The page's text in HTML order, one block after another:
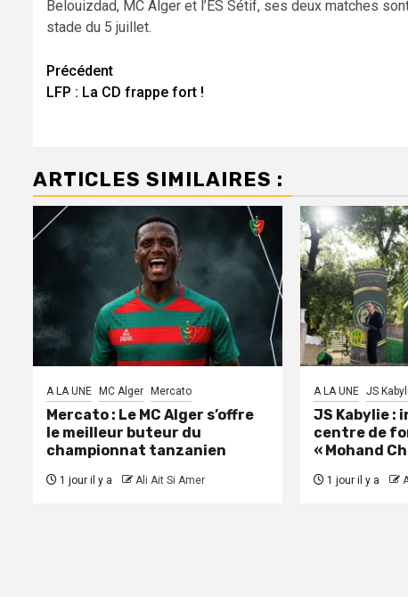
Belouizdad, MC Alger et l’ES Sétif, ses deux matches
stade du 5 juillet.
Navigation
d’article
Précédent
LFP : La CD frappe fort !
ARTICLES SIMILAIRES :
A LA UNE MC Alger Mercato
Mercato : Le MC Alger s’offre
le meilleur buteur du
championnat tanzanien
1 jour il y a Ali Ait Si Amer
A LA UNE JS
JS Kabylie :
centre de
« Mohand
1 jour il y a